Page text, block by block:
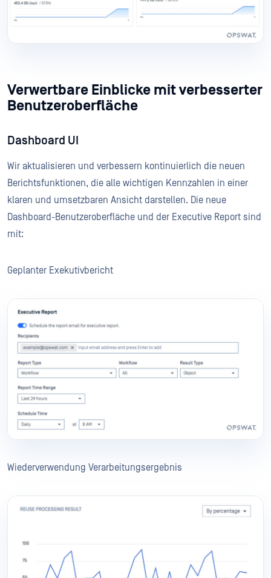
Verwertbare Einblicke mit verbesserter
Benutzeroberfläche
Dashboard UI
Wir aktualisieren und verbessern kontinuierlich die neuen
Berichtsfunktionen, die alle wichtigen Kennzahlen in einer
klaren und umsetzbaren Ansicht darstellen. Die neue
Dashboard-Benutzeroberfläche und der Executive Report sind
mit:
Geplanter Exekutivbericht
Wiederverwendung Verarbeitungsergebnis